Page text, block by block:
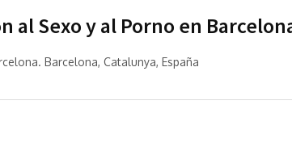
Sexo y al Porno en
Barcelona, Catalunya, España